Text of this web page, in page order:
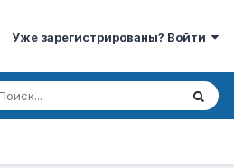
Уже зарегистрированы? Войти